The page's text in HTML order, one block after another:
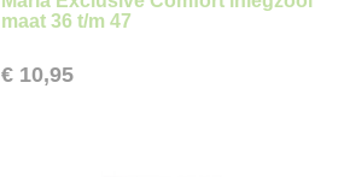
maat 36 t/m 47
€ 10,95